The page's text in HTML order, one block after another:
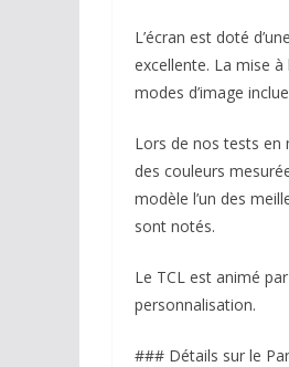
L’écran est doté
excellente. La mise
modes d’image
Lors de nos tests en
des couleurs
modèle l’un des
sont notés.
Le TCL est animé
personnalisation.
### Détails sur le